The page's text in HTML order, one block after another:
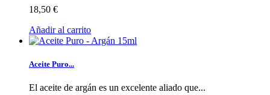
18,50 €
Añadir al carrito
Aceite Puro...
El aceite de argán es un excelente aliado que...